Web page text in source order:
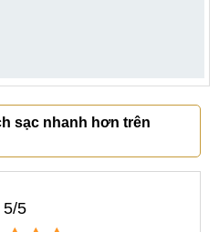
sạc nhanh hơn trên
5/5